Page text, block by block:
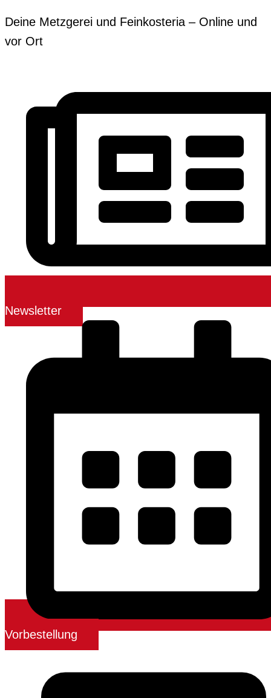
Inhalt
springen
Deine Metzgerei und Feinkosteria – Online und
vor Ort
Newsletter
Vorbestellung